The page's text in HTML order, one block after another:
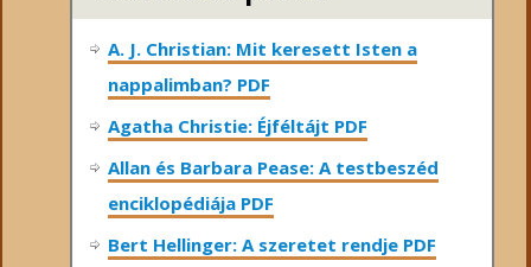
A. J. Christian: Mit keresett Isten a
nappalimban? PDF
Agatha Christie: Éjféltájt PDF
Allan és Barbara Pease: A testbeszéd
enciklopédiája PDF
Bert Hellinger: A ​szeretet rendje PDF